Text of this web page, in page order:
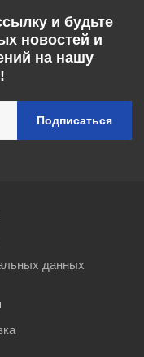
и будьте
новостей и
на нашу
данных